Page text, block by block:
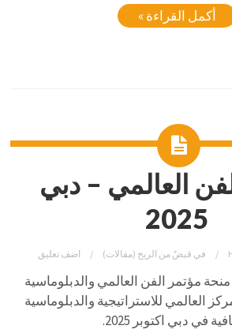
أكمل القراءة »
العالمي – دبي
2025
في قبضٌ من الريح (مقالات) اضف تعليق
مؤتمر الفن العالمي والدبلوماسية
العالمي للاستراتيجية والدبلوماسية
في دبي اكتوبر 2025.